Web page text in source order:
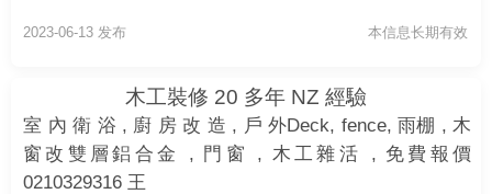
本信息长期有效
2023-06-13 发布
木工裝修 20 多年 NZ 經驗
室 內 衛 浴 , 廚 房 改 造 , 戶 外Deck, fence, 雨棚 , 木
窗改雙層鋁合金 , 門窗 , 木工雜活 , 免費報價
0210329316 王